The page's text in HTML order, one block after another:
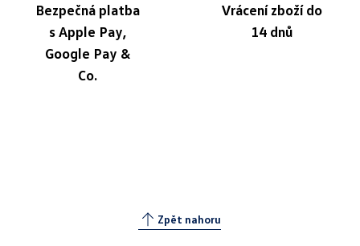
Bezpečná platba
s Apple Pay,
Google Pay &
Co.
Vrácení zboží do
14 dnů
Zpět nahoru